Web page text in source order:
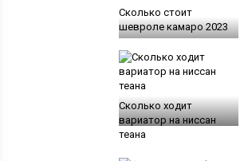
Сколько стоит
шевроле камаро 2023
Сколько ходит
вариатор на ниссан
теана